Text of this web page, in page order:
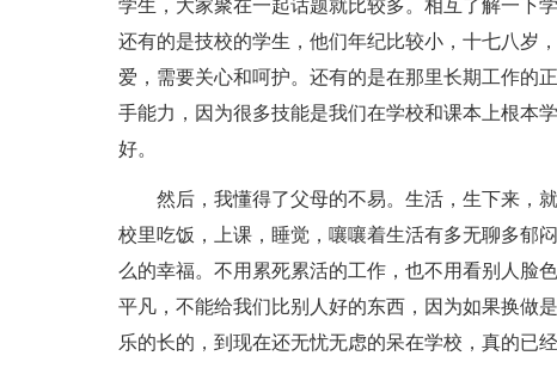
学生，大家聚在一起话题就比较多。相互了解一下
还有的是技校的学生，他们年纪比较小，十七八岁
爱，需要关心和呵护。还有的是在那里长期工作的
手能力，因为很多技能是我们在学校和课本上根本
好。
然后，我懂得了父母的不易。生活，生下来，
校里吃饭，上课，睡觉，嚷嚷着生活有多无聊多郁
么的幸福。不用累死累活的工作，也不用看别人脸
平凡，不能给我们比别人好的东西，因为如果换做
乐的长的，到现在还无忧无虑的呆在学校，真的已经